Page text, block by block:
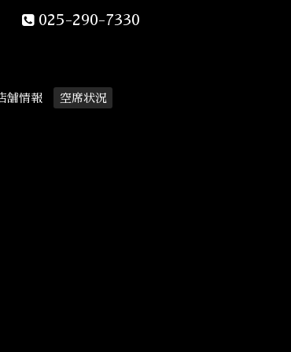
025-290-7330
舗情報
空席状況